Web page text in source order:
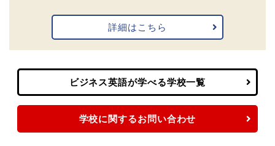
詳細はこちら
ビジネス英語が学べる学校一覧
学校に関するお問い合わせ